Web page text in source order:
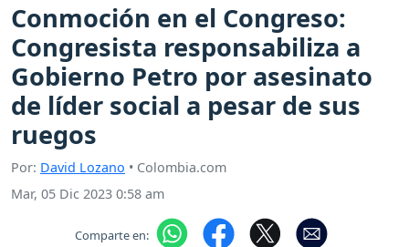
Conmoción en el Congreso:
Congresista responsabiliza a
Gobierno Petro por asesinato
de líder social a pesar de sus
ruegos
Por: David Lozano • Colombia.com
Mar, 05 Dic 2023 0:58 am
Comparte en: